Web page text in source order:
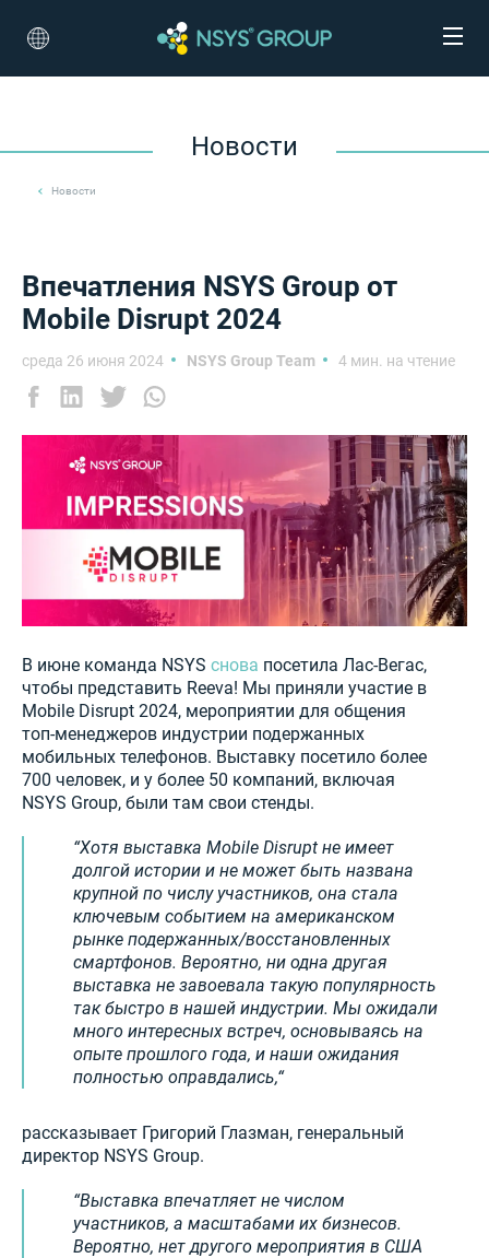
Новости
Новости
Впечатления NSYS Group от
Mobile Disrupt 2024
среда 26 июня 2024 NSYS Group Team 4 мин. на чтение
В июне команда NSYS снова посетила Лас-Вегас,
чтобы представить Reeva! Мы приняли участие в
Mobile Disrupt 2024, мероприятии для общения
топ-менеджеров индустрии подержанных
мобильных телефонов. Выставку посетило более
700 человек, и у более 50 компаний, включая
NSYS Group, были там свои стенды.
Хотя выставка Mobile Disrupt не имеет
долгой истории и не может быть названа
крупной по числу участников, она стала
ключевым событием на американском
рынке подержанных/восстановленных
смартфонов. Вероятно, ни одна другая
выставка не завоевала такую популярность
так быстро в нашей индустрии. Мы ожидали
много интересных встреч, основываясь на
опыте прошлого года, и наши ожидания
полностью оправдались,
рассказывает Григорий Глазман, генеральный
директор NSYS Group.
Выставка впечатляет не числом
участников, а масштабами их бизнесов.
Вероятно, нет другого мероприятия в США